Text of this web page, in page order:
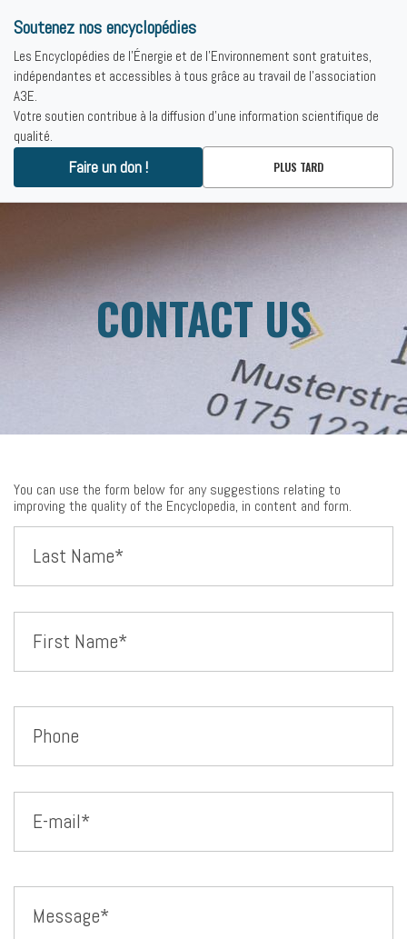
Contact us
CONTACT US
You can use the form below for any suggestions relating to
improving the quality of the Encyclopedia, in content and form.
Soutenez nos encyclopédies
Les Encyclopédies de l'Énergie et de l'Environnement sont gratuites,
indépendantes et accessibles à tous grâce au travail de l'association
A3E.
Votre soutien contribue à la diffusion d'une information scientifique de
qualité.
Faire un don ! PLUS TARD